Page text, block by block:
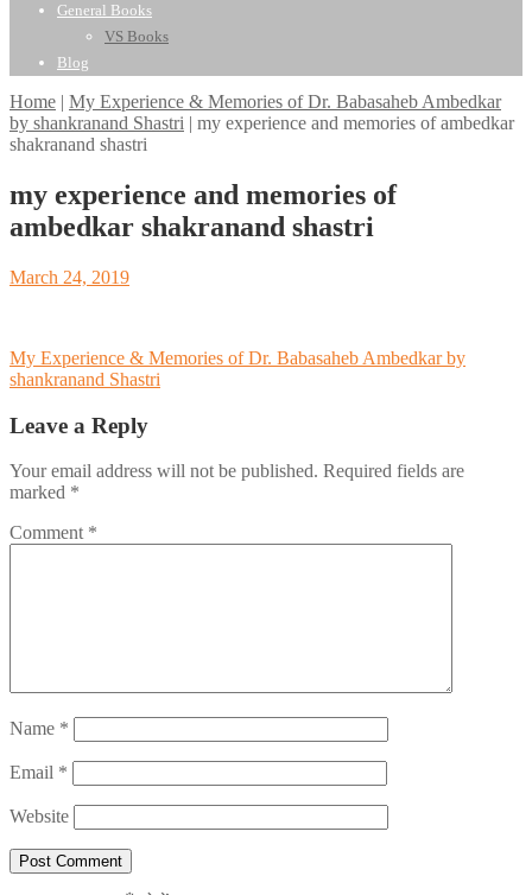
General Books
VS Books
Blog
Home | My Experience & Memories of Dr. Babasaheb Ambedkar
by shankranand Shastri | my experience and memories of ambedkar
shakranand shastri
my experience and memories of
ambedkar shakranand shastri
Posted
March 24, 2019
Post
navigation
My Experience & Memories of Dr. Babasaheb Ambedkar by
shankranand Shastri
Leave a Reply
Your email address will not be published. Required fields are
marked *
Comment *
Name *
Email *
Website